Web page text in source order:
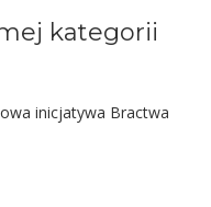
kategorii
inicjatywa Bractwa